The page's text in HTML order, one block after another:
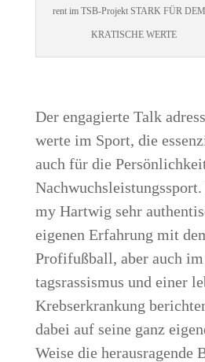
rent im TSB-Pro­jekt STARK FÜR
KRA­TI­SCHE WERTE
Der enga­gier­te Talk
wer­te im Sport, die
auch für die
my Hart­wig sehr
eige­nen Erfah­rung mit
Pro­fi­fuß­ball, aber auch
tags­ras­sis­mus und einer
Krebs­er­kran­kung
dabei auf sei­ne ganz
Wei­se die her­aus­ra­gen­de